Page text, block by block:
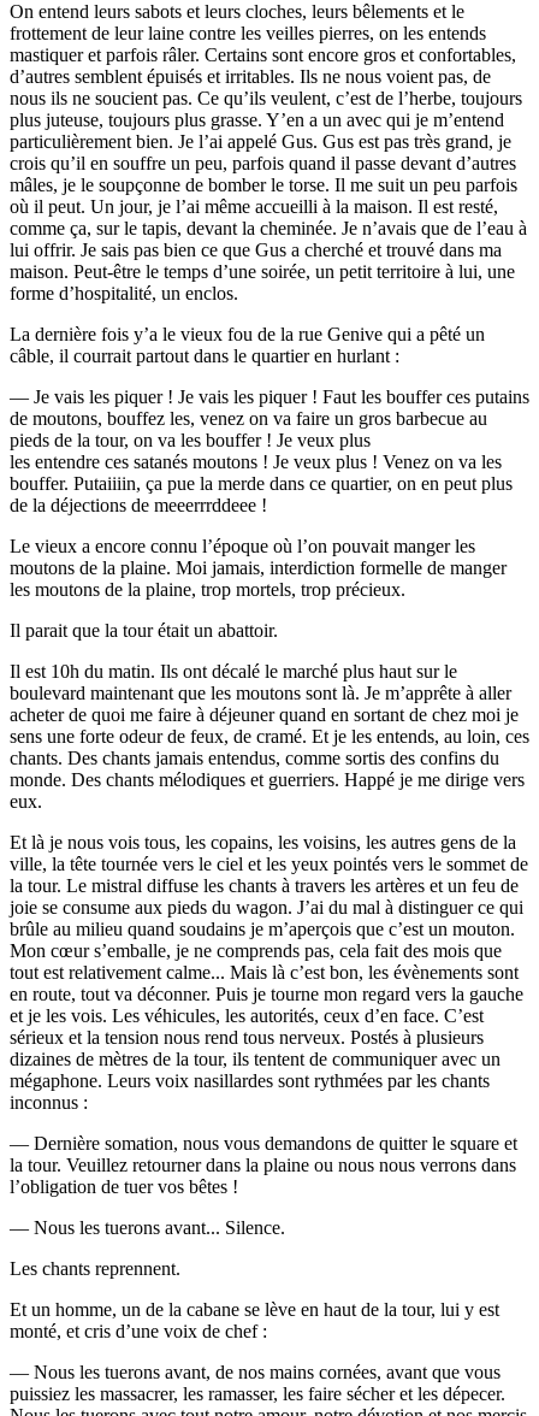
On entend leurs sabots et leurs cloches, leurs bêlements et le
frottement de leur laine contre les veilles pierres, on les entends
mastiquer et parfois râler. Certains sont encore gros et confortables,
d’autres semblent épuisés et irritables. Ils ne nous voient pas, de
nous ils ne soucient pas. Ce qu’ils veulent, c’est de l’herbe, toujours
plus juteuse, toujours plus grasse. Y’en a un avec qui je m’entend
particulièrement bien. Je l’ai appelé Gus. Gus est pas très grand, je
crois qu’il en souffre un peu, parfois quand il passe devant d’autres
mâles, je le soupçonne de bomber le torse. Il me suit un peu parfois
où il peut. Un jour, je l’ai même accueilli à la maison. Il est resté,
comme ça, sur le tapis, devant la cheminée. Je n’avais que de l’eau à
lui offrir. Je sais pas bien ce que Gus a cherché et trouvé dans ma
maison. Peut-être le temps d’une soirée, un petit territoire à lui, une
forme d’hospitalité, un enclos.
La dernière fois y’a le vieux fou de la rue Genive qui a pêté un
câble, il courrait partout dans le quartier en hurlant :
— Je vais les piquer ! Je vais les piquer ! Faut les bouffer ces putains
de moutons, bouffez les, venez on va faire un gros barbecue au
pieds de la tour, on va les bouffer ! Je veux plus
les entendre ces satanés moutons ! Je veux plus ! Venez on va les
bouffer. Putaiiiin, ça pue la merde dans ce quartier, on en peut plus
de la déjections de meeerrrddeee !
Le vieux a encore connu l’époque où l’on pouvait manger les
moutons de la plaine. Moi jamais, interdiction formelle de manger
les moutons de la plaine, trop mortels, trop précieux.
Il parait que la tour était un abattoir.
Il est 10h du matin. Ils ont décalé le marché plus haut sur le
boulevard maintenant que les moutons sont là. Je m’apprête à aller
acheter de quoi me faire à déjeuner quand en sortant de chez moi je
sens une forte odeur de feux, de cramé. Et je les entends, au loin, ces
chants. Des chants jamais entendus, comme sortis des confins du
monde. Des chants mélodiques et guerriers. Happé je me dirige vers
eux.
Et là je nous vois tous, les copains, les voisins, les autres gens de la
ville, la tête tournée vers le ciel et les yeux pointés vers le sommet de
la tour. Le mistral diffuse les chants à travers les artères et un feu de
joie se consume aux pieds du wagon. J’ai du mal à distinguer ce qui
brûle au milieu quand soudains je m’aperçois que c’est un mouton.
Mon cœur s’emballe, je ne comprends pas, cela fait des mois que
tout est relativement calme... Mais là c’est bon, les évènements sont
en route, tout va déconner. Puis je tourne mon regard vers la gauche
et je les vois. Les véhicules, les autorités, ceux d’en face. C’est
sérieux et la tension nous rend tous nerveux. Postés à plusieurs
dizaines de mètres de la tour, ils tentent de communiquer avec un
mégaphone. Leurs voix nasillardes sont rythmées par les chants
inconnus :
— Dernière somation, nous vous demandons de quitter le square et
la tour. Veuillez retourner dans la plaine ou nous nous verrons dans
l’obligation de tuer vos bêtes !
— Nous les tuerons avant... Silence.
Les chants reprennent.
Et un homme, un de la cabane se lève en haut de la tour, lui y est
monté, et cris d’une voix de chef :
— Nous les tuerons avant, de nos mains cornées, avant que vous
puissiez les massacrer, les ramasser, les faire sécher et les dépecer.